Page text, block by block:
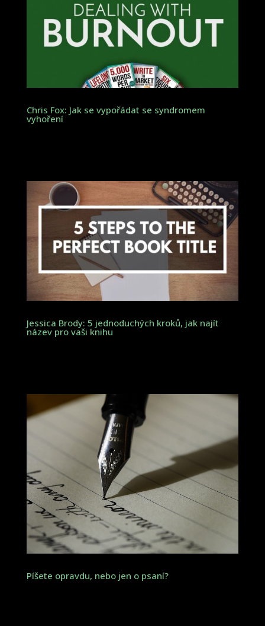
Chris Fox: Jak se vypořádat se syndromem
vyhoření
Jessica Brody: 5 jednoduchých kroků, jak najít
název pro vaši knihu
Píšete opravdu, nebo jen o psaní?